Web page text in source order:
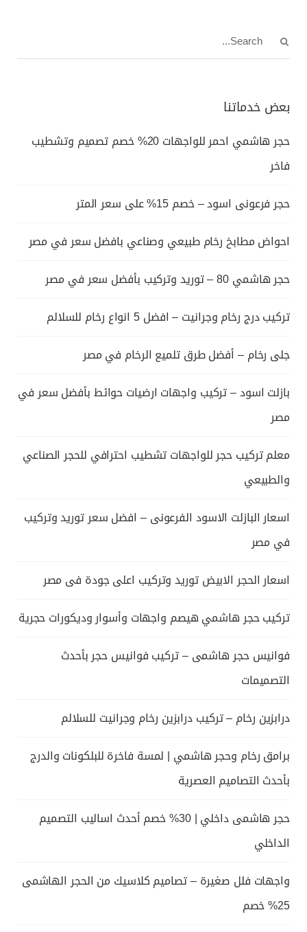
بعض خدماتنا
حجر هاشمي احمر للواجهات 20% خصم تصميم وتشطيب
فاخر
حجر فرعونى اسود – خصم 15% على سعر المتر
احواض مطابخ رخام طبيعي وصناعي بافضل سعر في مصر
حجر هاشمي 80 – توريد وتركيب بأفضل سعر في مصر
تركيب درج رخام وجرانيت – افضل 5 انواع رخام للسلالم
جلى رخام – أفضل طرق تلميع الرخام في مصر
بازلت اسود – تركيب واجهات ارضيات حوائط بأفضل سعر في
مصر
معلم تركيب حجر للواجهات تشطيب احترافي للحجر الصناعي
والطبيعي
اسعار البازلت الاسود الفرعونى – افضل سعر توريد وتركيب
في مصر
اسعار الحجر الابيض توريد وتركيب اعلى جودة فى مصر
تركيب حجر هاشمي هيصم واجهات وأسوار وديكورات حجرية
فوانيس حجر هاشمى – تركيب فوانيس حجر بأحدث
التصميمات
درابزين رخام – تركيب درابزين رخام وجرانيت للسلالم
برامق رخام وحجر هاشمي | لمسة فاخرة للبلكونات والدرج
بأحدث التصاميم العصرية
حجر هاشمى داخلي | 30% خصم أحدث اساليب التصميم
الداخلي
واجهات فلل صغيرة – تصاميم كلاسيك من الحجر الهاشمى
25% خصم